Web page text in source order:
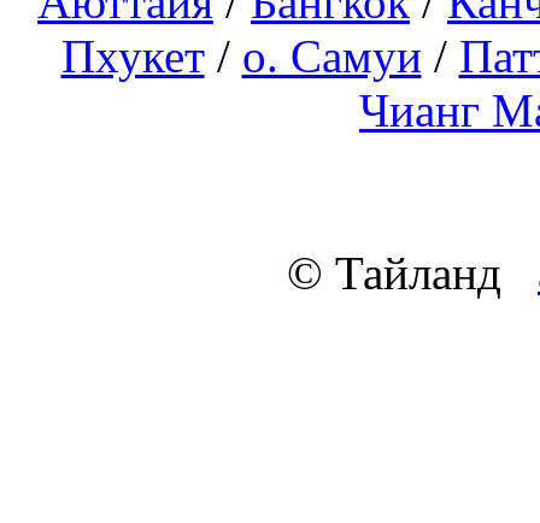
Пхукет/ о. Самуи /
Чианг
© Тайланд